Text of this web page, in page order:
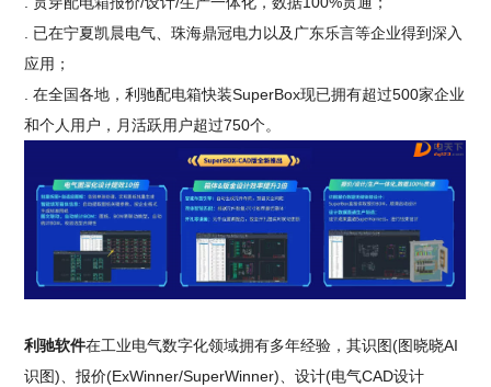
. 已在宁夏凯晨电气、珠海鼎冠电力以及广东乐言等企业得到深入
应用；
. 在全国各地，利驰配电箱快装SuperBox现已拥有超过500家企业
和个人用户，月活跃用户超过750个。
利驰软件在工业电气数字化领域拥有多年经验，其识图(图晓晓AI
识图)、报价(ExWinner/SuperWinner)、设计(电气CAD设计